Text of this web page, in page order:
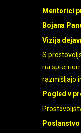
Mentorici
Bojana
Vizija
S
na
razmišljajo
Pogled v